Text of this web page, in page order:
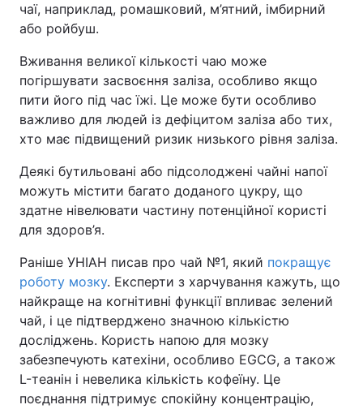
чаї, наприклад, ромашковий, м’ятний, імбирний
або ройбуш.
Вживання великої кількості чаю може
погіршувати засвоєння заліза, особливо якщо
пити його під час їжі. Це може бути особливо
важливо для людей із дефіцитом заліза або тих,
хто має підвищений ризик низького рівня заліза.
Деякі бутильовані або підсолоджені чайні напої
можуть містити багато доданого цукру, що
здатне нівелювати частину потенційної користі
для здоров’я.
Раніше УНІАН писав про чай №1, який покращує
роботу мозку. Експерти з харчування кажуть, що
найкраще на когнітивні функції впливає зелений
чай, і це підтверджено значною кількістю
досліджень. Користь напою для мозку
забезпечують катехіни, особливо EGCG, а також
L-теанін і невелика кількість кофеїну. Це
поєднання підтримує спокійну концентрацію,